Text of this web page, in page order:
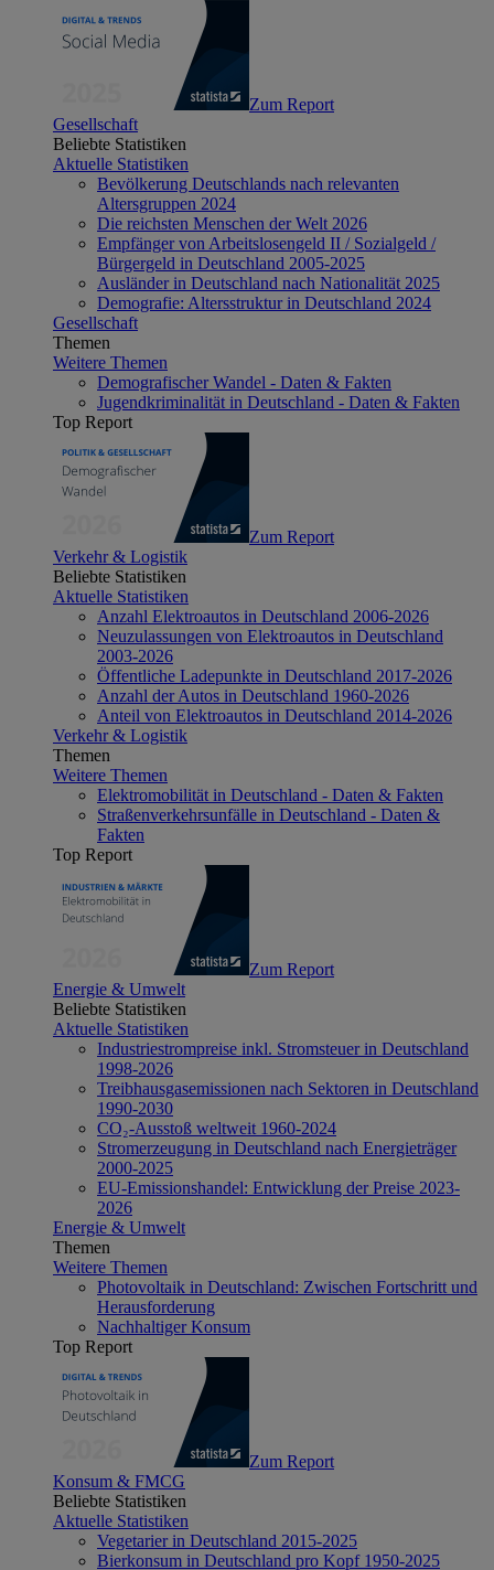
Zum Report
Gesellschaft
Beliebte Statistiken
Aktuelle Statistiken
Bevölkerung Deutschlands nach relevanten
Altersgruppen 2024
Die reichsten Menschen der Welt 2026
Empfänger von Arbeitslosengeld II / Sozialgeld /
Bürgergeld in Deutschland 2005-2025
Ausländer in Deutschland nach Nationalität 2025
Demografie: Altersstruktur in Deutschland 2024
Gesellschaft
Themen
Weitere Themen
Demografischer Wandel - Daten & Fakten
Jugendkriminalität in Deutschland - Daten & Fakten
Top Report
Zum Report
Verkehr & Logistik
Beliebte Statistiken
Aktuelle Statistiken
Anzahl Elektroautos in Deutschland 2006-2026
Neuzulassungen von Elektroautos in Deutschland
2003-2026
Öffentliche Ladepunkte in Deutschland 2017-2026
Anzahl der Autos in Deutschland 1960-2026
Anteil von Elektroautos in Deutschland 2014-2026
Verkehr & Logistik
Themen
Weitere Themen
Elektromobilität in Deutschland - Daten & Fakten
Straßenverkehrsunfälle in Deutschland - Daten &
Fakten
Top Report
Zum Report
Energie & Umwelt
Beliebte Statistiken
Aktuelle Statistiken
Industriestrompreise inkl. Stromsteuer in Deutschland
1998-2026
Treibhausgasemissionen nach Sektoren in Deutschland
1990-2030
CO₂-Ausstoß weltweit 1960-2024
Stromerzeugung in Deutschland nach Energieträger
2000-2025
EU-Emissionshandel: Entwicklung der Preise 2023-
2026
Energie & Umwelt
Themen
Weitere Themen
Photovoltaik in Deutschland: Zwischen Fortschritt und
Herausforderung
Nachhaltiger Konsum
Top Report
Zum Report
Konsum & FMCG
Beliebte Statistiken
Aktuelle Statistiken
Vegetarier in Deutschland 2015-2025
Bierkonsum in Deutschland pro Kopf 1950-2025